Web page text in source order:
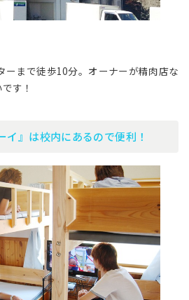
ーまで徒歩10分。オーナーが精肉店な
す！
イ』は校内にあるので便利！